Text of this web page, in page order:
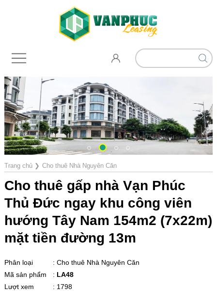
Trang chủ❯ Cho thuê Nhà Nguyên Căn
Cho thuê gấp nhà Vạn Phúc
Thủ Đức ngay khu công viên
hướng Tây Nam 154m2 (7x22m)
mặt tiền đường 13m
Phân loại
: Cho thuê Nhà Nguyên Căn
Mã sản phẩm
: LA48
Lượt xem
: 1798